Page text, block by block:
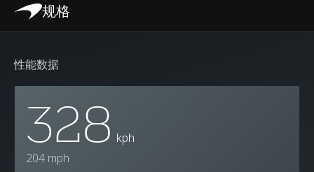
规格
性能数据
328 kph
204 mph